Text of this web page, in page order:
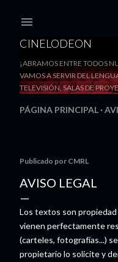
CINELODEON
¡ABRAMOS ENTRE TODOS
VAMOS A SERVIR DEL
TELEVISIÓN, SALAS DE
PÁGINA PRINCIPAL
Publicado por CMRL
AVISO LEGAL
Los textos son
vienen perfectamente
(carteles, fotografías...)
propietario lo solicite y